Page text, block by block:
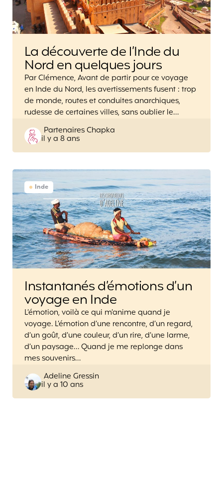
La découverte de l’Inde du
Nord en quelques jours
Par Clémence, Avant de partir pour ce voyage
en Inde du Nord, les avertissements fusent : trop
de monde, routes et conduites anarchiques,
rudesse de certaines villes, sans oublier le…
Posted
by
Partenaires Chapka
il y a 8 ans
Inde
Instantanés d’émotions d’un
voyage en Inde
L’émotion, voilà ce qui m’anime quand je
voyage. L’émotion d’une rencontre, d’un regard,
d’un goût, d’une couleur, d’un rire, d’une larme,
d’un paysage… Quand je me replonge dans
mes souvenirs…
Posted
by
Adeline Gressin
il y a 10 ans